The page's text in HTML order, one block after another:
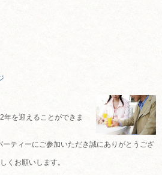
年を迎えることができま
ティーにご参加いただき誠にありがとうござ
くお願いします。